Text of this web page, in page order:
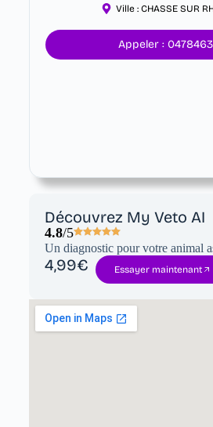
Ville : CHASSE SUR
Appeler :
Découvrez My Veto AI
4.8/5
Un diagnostic pour votre animal
4,99€ Essayer maintenant